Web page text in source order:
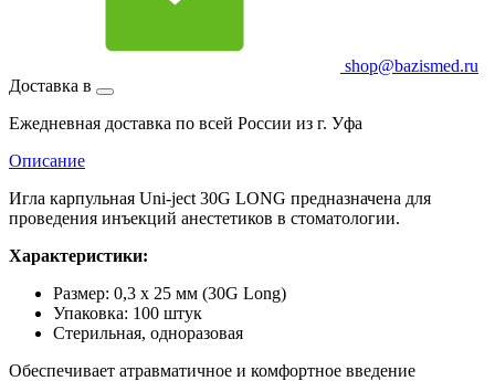
shop@bazismed.ru
Доставка в
Ежедневная доставка по всей России из г. Уфа
Описание
Игла карпульная Uni-ject 30G LONG предназначена для
проведения инъекций анестетиков в стоматологии.
Характеристики:
Размер: 0,3 x 25 мм (30G Long)
Упаковка: 100 штук
Стерильная, одноразовая
Обеспечивает атравматичное и комфортное введение